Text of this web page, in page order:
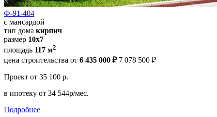
Ф-91-404
с мансардой
тип дома кирпич
размер 10х7
площадь 117 м2
цена строительства от 6 435 000 ₽ 7 078 500 ₽
Проект от 35 100 р.
в ипотеку от 34 544р/мес.
Подробнее